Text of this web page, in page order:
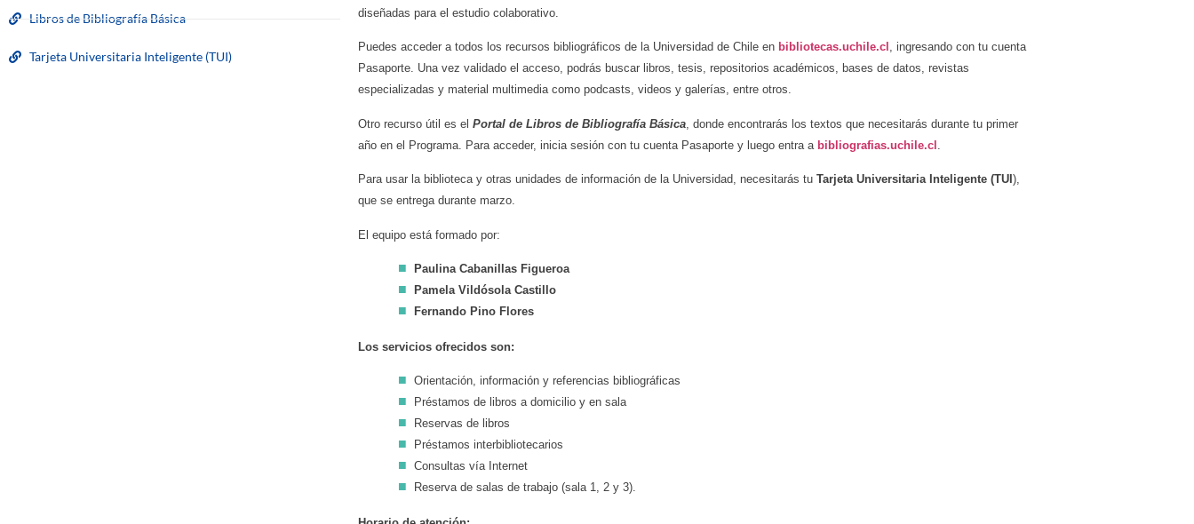
Libros de Bibliografía Básica
Tarjeta Universitaria Inteligente (TUI)
diseñadas para el estudio colaborativo.
Puedes acceder a todos los recursos bibliográficos de la Universidad de Chile en bibliotecas.uchile.cl , ingresando con tu cuenta
Pasaporte. Una vez validado el acceso, podrás buscar libros, tesis, repositorios académicos, bases de datos, revistas
especializadas y material multimedia como podcasts, videos y galerías, entre otros.
Otro recurso útil es elPortal de Libros de Bibliografía Básica , donde encontrarás los textos que necesitarás durante tu primer
año en el Programa. Para acceder, inicia sesión con tu cuenta Pasaporte y luego entra a bibliografias.uchile.cl
Para usar la biblioteca y otras unidades de información de la Universidad, necesitarás tu Tarjeta Universitaria Inteligente (TUI),
que se entrega durante marzo.
El equipo está formado por:
Paulina Cabanillas Figueroa
Pamela Vildósola Castillo
Fernando Pino Flores
Los servicios ofrecidos son:
Orientación, información y referencias bibliográficas
Préstamos de libros a domicilio y en sala
Reservas de libros
Préstamos interbibliotecarios
Consultas vía Internet
Reserva de salas de trabajo (sala 1, 2 y 3).